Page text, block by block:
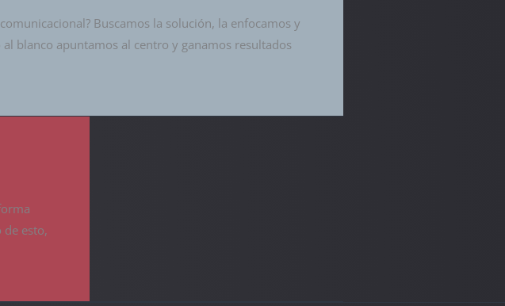
Buscamos la solución, la enfocamos y
blanco apuntamos al centro y ganamos resultados
esto,